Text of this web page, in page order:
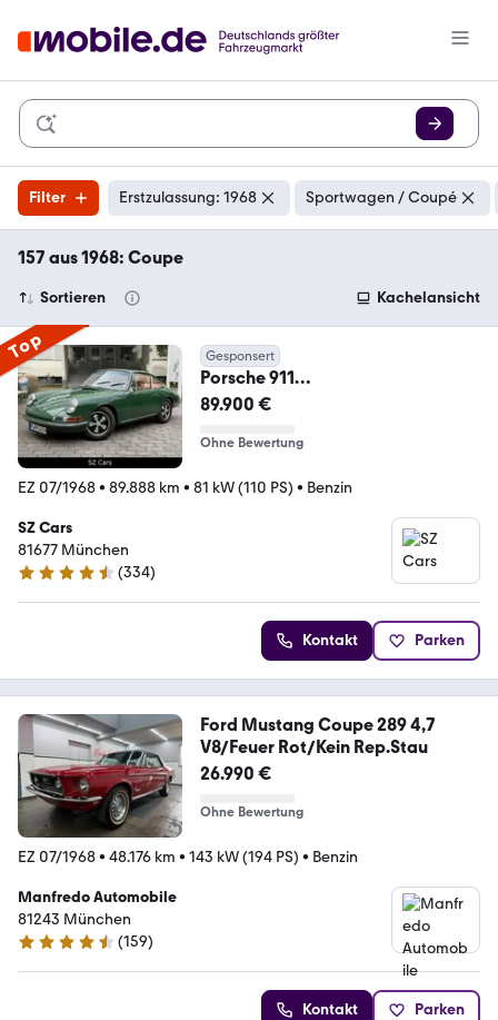
Filter Erstzulassung: 1968 Sportwagen / Coupé
157 aus 1968: Coupe
Sortieren Kachelansicht
Top Gesponsert
Porsche 911
T*Urmodell*vollrestauriert*
89.900 €
Ohne Bewertung
EZ 07/1968• 89.888 km • 81 kW (110 PS) • Benzin
SZ Cars
81677 München
4.7 Sterne
(334)
Kontakt Parken
Ford Mustang Coupe 289 4,7
V8/Feuer Rot/Kein Rep.Stau
26.990 €
Ohne Bewertung
EZ 07/1968• 48.176 km • 143 kW (194 PS) • Benzin
Manfredo Automobile
81243 München
4.6 Sterne
(159)
Kontakt Parken